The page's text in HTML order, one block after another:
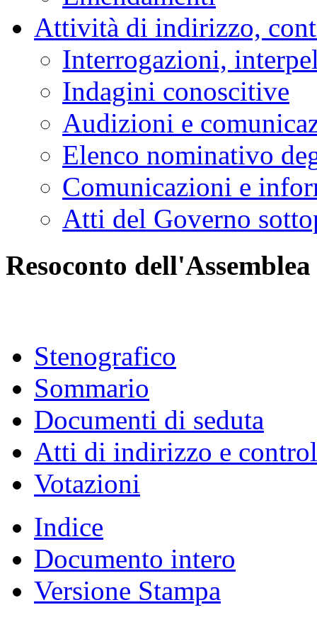
Attività di indirizzo,
Interrogazioni,
Indagini conoscitive
Audizioni e
Elenco nominativo
Comunicazioni e
Atti del Governo
Resoconto dell'Assemblea
Stenografico
Sommario
Documenti di seduta
Atti di indirizzo e
Votazioni
Indice
Documento intero
Versione Stampa